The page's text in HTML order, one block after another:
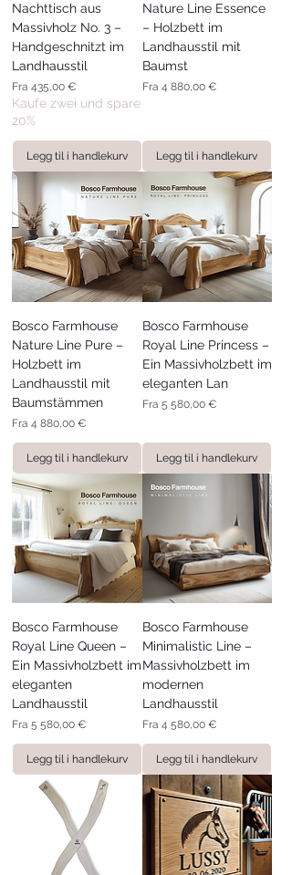
Nachttisch aus
Massivholz No. 3 –
Handgeschnitzt im
Landhausstil
Fra 435,00 €
Salgspris
Kaufe zwei und spare
20%
Legg til i handlekurv
Nature Line Essence
– Holzbett im
Landhausstil mit
Baumst
Fra 4 880,00 €
Salgspris
Legg til i handlekurv
Bosco Farmhouse
Nature Line Pure –
Holzbett im
Landhausstil mit
Baumstämmen
Fra 4 880,00 €
Salgspris
Legg til i handlekurv
Bosco Farmhouse
Royal Line Princess –
Ein Massivholzbett im
eleganten Lan
Fra 5 580,00 €
Salgspris
Legg til i handlekurv
Bosco Farmhouse
Royal Line Queen –
Ein Massivholzbett im
eleganten
Landhausstil
Fra 5 580,00 €
Salgspris
Legg til i handlekurv
Bosco Farmhouse
Minimalistic Line –
Massivholzbett im
modernen
Landhausstil
Fra 4 580,00 €
Salgspris
Legg til i handlekurv